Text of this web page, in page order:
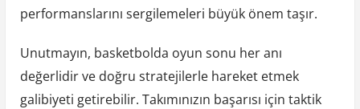
performanslarını sergilemeleri büyük önem taşır.
Unutmayın, basketbolda oyun sonu her anı
değerlidir ve doğru stratejilerle hareket etmek
galibiyeti getirebilir. Takımınızın başarısı için taktik